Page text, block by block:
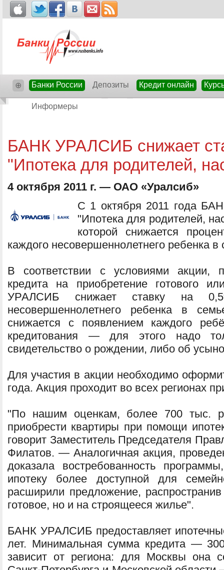
⊕ Банки России Депозиты Кредит онлайн
Информеры
БАНК УРАЛСИБ снижает
"Ипотека для родителей,
4 октября 2011 г. — ОАО «Уралсиб»
C 1 октября 2011 года
"Ипотека для родителей,
которой снижается
каждого несовершеннолетнего ребенка в
В соответствии с условиями акции,
кредита на приобретение готового
УРАЛСИБ снижает ставку на
несовершеннолетнего ребенка в
снижается с появлением каждого
кредитования — для этого надо
свидетельство о рождении, либо об
Для участия в акции необходимо
года. Акция проходит во всех регионах
"По нашим оценкам, более 700 тыс.
приобрести квартиры при помощи
говорит Заместитель Председателя
Филатов. — Аналогичная акция,
доказала востребованность
ипотеку более доступной для
расширили предложение,
готовое, но и на строящееся жилье".
БАНК УРАЛСИБ предоставляет
лет. Минимальная сумма кредита —
зависит от региона: для Москвы она